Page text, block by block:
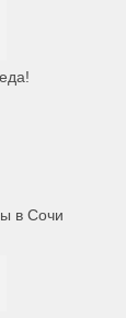
в Сочи